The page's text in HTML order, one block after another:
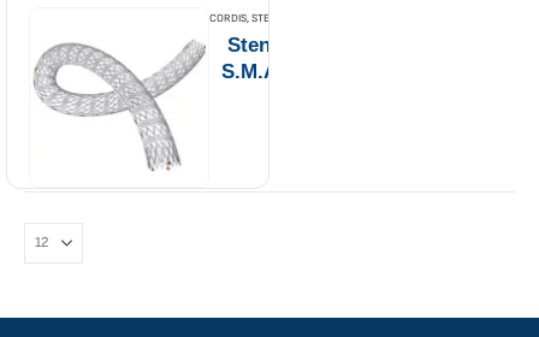
CORDIS,STENTS PERIFÉRICOS CORDIS
Stent periférico
S.M.A.R.T™ Flex